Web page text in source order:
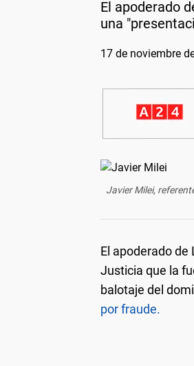
El apoderado
una
17 de noviembre
Javier Milei,
El apoderado de
Justicia que la
balotaje del
por fraude.